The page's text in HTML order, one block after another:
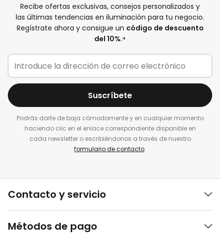
Recibe ofertas exclusivas, consejos personalizados y
las últimas tendencias en iluminación para tu negocio.
Regístrate ahora y consigue un código de descuento
del 10%.⁴
Suscríbete
Podrás darte de baja cómodamente y en cualquier momento
haciendo clic en el enlace correspondiente disponible en
cada newsletter o escribiéndonos a través de nuestro
formulario de contacto.
Contacto y servicio
Métodos de pago